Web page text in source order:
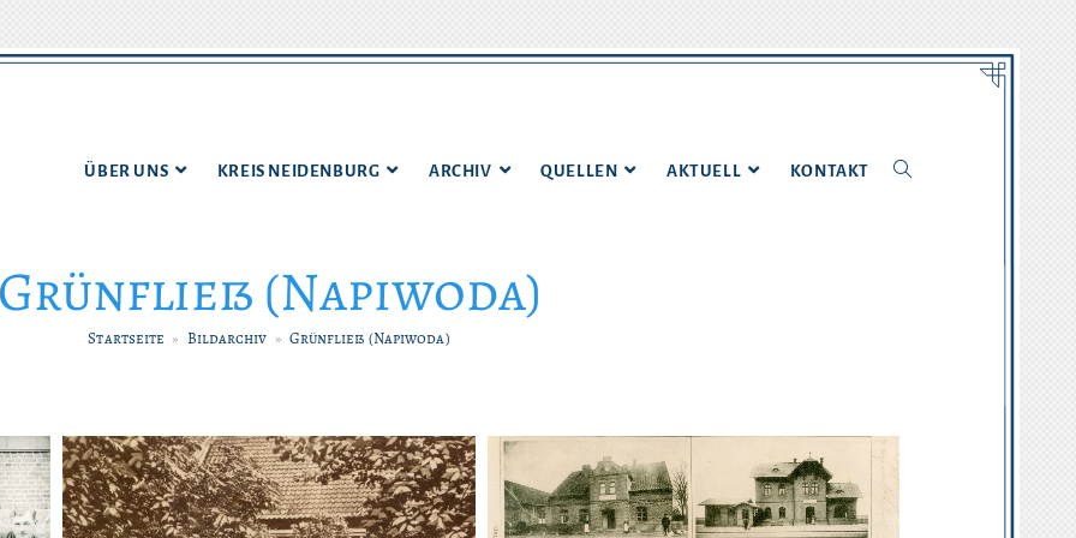
ÜBER UNS KREIS NEIDENBURG ARCHIV QUELLEN AKTUELL KONTAKT
Grünfließ (Napiwoda)
Startseite » Bildarchiv » Grünfließ (Napiwoda)